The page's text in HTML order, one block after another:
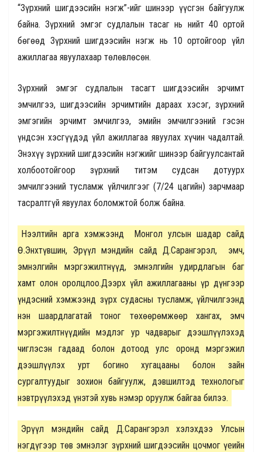
“Зүрхний шигдээсийн нэгж”-ийг шинээр үүсгэн байгуулж
байна. Зүрхний эмгэг судлалын тасаг нь нийт 40 ортой
бөгөөд Зүрхний шигдээсийн нэгж нь 10 ортойгоор үйл
ажиллагаа явуулахаар төлөвлөсөн.
Зүрхний эмгэг судлалын тасагт шигдээсийн эрчимт
эмчилгээ, шигдээсийн эрчимтийн дараах хэсэг, зүрхний
эмгэгийн эрчимт эмчилгээ, эмийн эмчилгээний гэсэн
үндсэн хэсгүүдэд үйл ажиллагаа явуулах хүчин чадалтай.
Энэхүү зүрхний шигдээсийн нэгжийг шинээр байгуулсантай
холбоотойгоор зүрхний титэм судсан дотуурх
эмчилгээний тусламж үйлчилгээг (7/24 цагийн) зарчмаар
тасралтгүй явуулах боломжтой болж байна.
Нээлтийн арга хэмжээнд Монгол улсын шадар сайд
Ө.Энхтүвшин, Эрүүл мэндийн сайд Д.Сарангэрэл, эмч,
эмнэлгийн мэргэжилтнүүд, эмнэлгийн удирдлагын баг
хамт олон оролцлоо.Дээрх үйл ажиллагааны үр дүнгээр
үндэсний хэмжээнд зүрх судасны тусламж, үйлчилгээнд
нэн шаардлагатай тоног төхөөрөмжөөр хангах, эмч
мэргэжилтнүүдийн мэдлэг ур чадварыг дээшлүүлэхэд
чиглэсэн гадаад болон дотоод улс оронд мэргэжил
дээшлүүлэх урт богино хугацааны болон зайн
сургалтуудыг зохион байгуулж, дэвшилтэд технологыг
нэвтрүүлэхэд үнэтэй хувь нэмэр оруулж байгаа билээ.
Эрүүл мэндийн сайд Д.Сарангэрэл хэлэхдээ Улсын
нэгдүгээр төв эмнэлэг зүрхний шигдээсийн цочмог үеийн